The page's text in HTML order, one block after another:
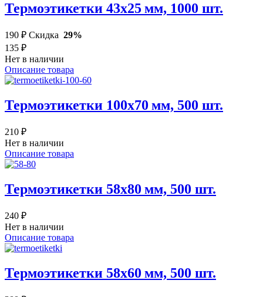
Термоэтикетки 43х25 мм, 1000 шт.
190 ₽ Скидка 29%
135 ₽
Нет в наличии
Описание товара
Термоэтикетки 100х70 мм, 500 шт.
210 ₽
Нет в наличии
Описание товара
Термоэтикетки 58х80 мм, 500 шт.
240 ₽
Нет в наличии
Описание товара
Термоэтикетки 58х60 мм, 500 шт.